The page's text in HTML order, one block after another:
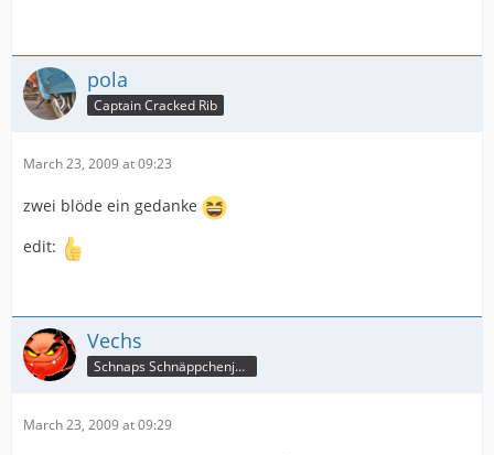
pola
Captain Cracked Rib
March 23, 2009 at 09:23
zwei blöde ein gedanke
edit:
Vechs
Schnaps Schnäppchenjäger
March 23, 2009 at 09:29